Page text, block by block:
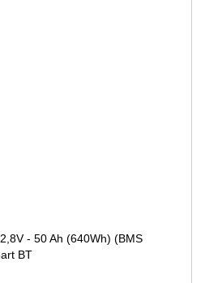
- 50 Ah (640Wh) (BMS
BT